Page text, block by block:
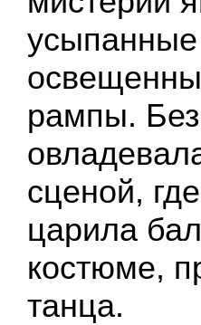
рампы.
сценой,
царила
костюме,
танца.